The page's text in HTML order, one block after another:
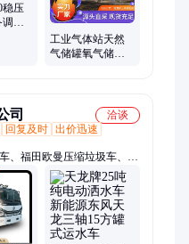
稳压
压
工业气体站天然
气储罐氧气储存
司
洽谈
回复及时 出价迅速
、福田欧曼压缩垃圾车、飞
撞车、除雪设备、应急保障